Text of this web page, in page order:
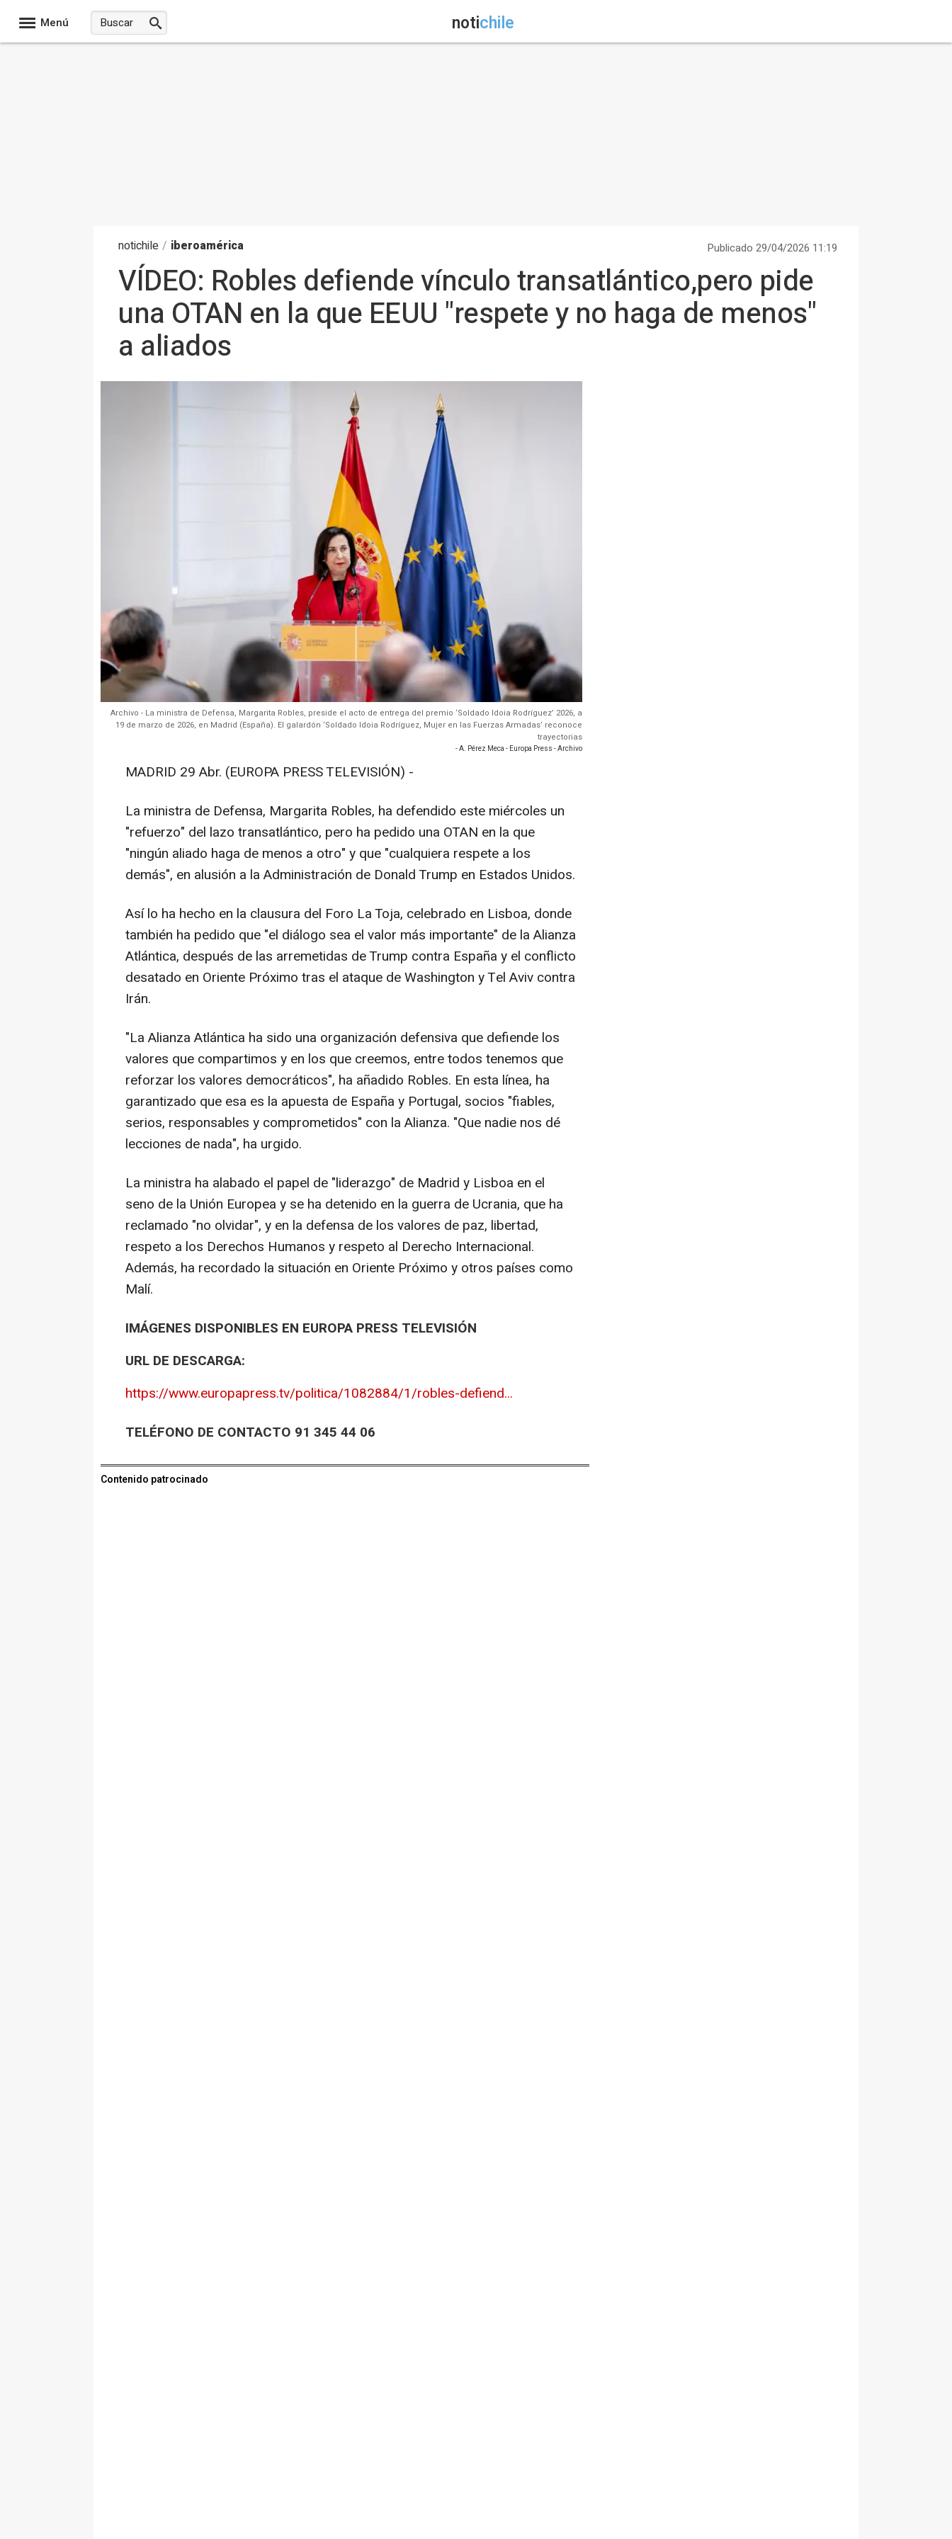
Menú notichile
notichile / iberoamérica Publicado 29/04/2026 11:19
VÍDEO: Robles defiende vínculo transatlántico,pero pide
una OTAN en la que EEUU "respete y no haga de menos"
a aliados
Archivo - La ministra de Defensa, Margarita Robles, preside el acto de entrega del premio ‘Soldado Idoia Rodríguez’ 2026, a
19 de marzo de 2026, en Madrid (España). El galardón ‘Soldado Idoia Rodríguez, Mujer en las Fuerzas Armadas’ reconoce
trayectorias
- A. Pérez Meca - Europa Press - Archivo
MADRID 29 Abr. (EUROPA PRESS TELEVISIÓN) -
La ministra de Defensa, Margarita Robles, ha defendido este miércoles un
"refuerzo" del lazo transatlántico, pero ha pedido una OTAN en la que
"ningún aliado haga de menos a otro" y que "cualquiera respete a los
demás", en alusión a la Administración de Donald Trump en Estados Unidos.
Así lo ha hecho en la clausura del Foro La Toja, celebrado en Lisboa, donde
también ha pedido que "el diálogo sea el valor más importante" de la Alianza
Atlántica, después de las arremetidas de Trump contra España y el conflicto
desatado en Oriente Próximo tras el ataque de Washington y Tel Aviv contra
Irán.
"La Alianza Atlántica ha sido una organización defensiva que defiende los
valores que compartimos y en los que creemos, entre todos tenemos que
reforzar los valores democráticos", ha añadido Robles. En esta línea, ha
garantizado que esa es la apuesta de España y Portugal, socios "fiables,
serios, responsables y comprometidos" con la Alianza. "Que nadie nos dé
lecciones de nada", ha urgido.
La ministra ha alabado el papel de "liderazgo" de Madrid y Lisboa en el
seno de la Unión Europea y se ha detenido en la guerra de Ucrania, que ha
reclamado "no olvidar", y en la defensa de los valores de paz, libertad,
respeto a los Derechos Humanos y respeto al Derecho Internacional.
Además, ha recordado la situación en Oriente Próximo y otros países como
Malí.
IMÁGENES DISPONIBLES EN EUROPA PRESS TELEVISIÓN
URL DE DESCARGA:
https://www.europapress.tv/politica/1082884/1/robles-defiend...
TELÉFONO DE CONTACTO 91 345 44 06
Contenido patrocinado